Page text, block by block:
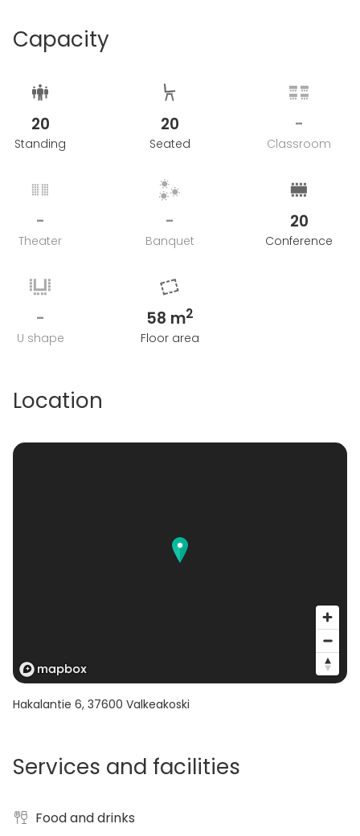
Capacity
20
Standing
20
Seated
-
Classroom
-
Theater
-
Banquet
20
Conference
-
U shape
58 m2
Floor area
Location
Hakalantie 6, 37600 Valkeakoski
Services and facilities
Food and drinks